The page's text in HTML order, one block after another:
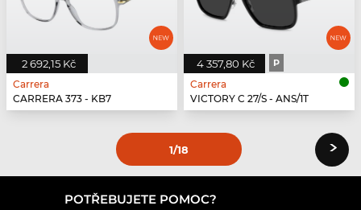
2 692,15 Kč
Carrera
CARRERA 373 - KB7
4 357,80 Kč P
Carrera
VICTORY C 27/S - ANS/1T
1/18 ›
POTŘEBUJETE POMOC?